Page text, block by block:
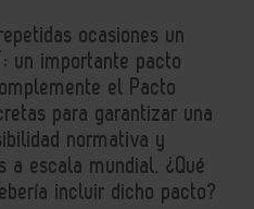
ocasiones un
un importante pacto
el Pacto
para garantizar una
normativa y
a escala mundial. ¿Qué
incluir dicho pacto?